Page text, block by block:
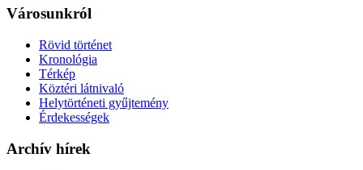
Városunkról
Rövid történet
Kronológia
Térkép
Köztéri látnivaló
Helytörténeti gyűjtemény
Érdekességek
Archív hírek